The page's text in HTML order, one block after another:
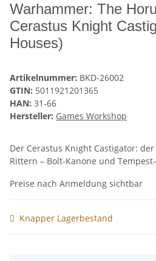
Warhammer: The
Cerastus Knight
Houses)
Artikelnummer: BKD-26002
GTIN: 5011921201365
HAN: 31-66
Hersteller: Games Workshop
Der Cerastus Knight Castigator:
Rittern – Bolt-Kanone und
Preise nach Anmeldung sichtbar
Knapper Lagerbestand